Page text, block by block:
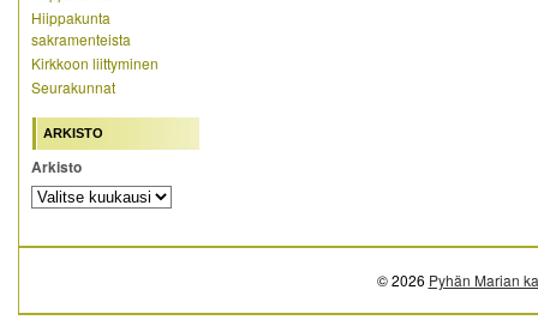
Hiippakunta
sakramenteista
Kirkkoon liittyminen
Seurakunnat
ARKISTO
Arkisto
© 2026 Pyhän Marian